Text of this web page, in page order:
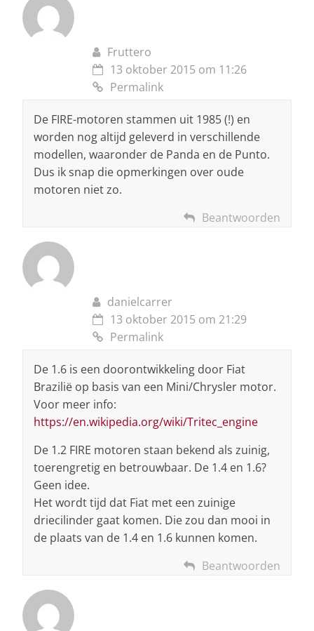
Fruttero
13 oktober 2015 om 11:26
Permalink
De FIRE-motoren stammen uit 1985 (!) en
worden nog altijd geleverd in verschillende
modellen, waaronder de Panda en de Punto.
Dus ik snap die opmerkingen over oude
motoren niet zo.
Beantwoorden
danielcarrer
13 oktober 2015 om 21:29
Permalink
De 1.6 is een doorontwikkeling door Fiat
Brazilië op basis van een Mini/Chrysler motor.
Voor meer info:
https://en.wikipedia.org/wiki/Tritec_engine
De 1.2 FIRE motoren staan bekend als zuinig,
toerengretig en betrouwbaar. De 1.4 en 1.6?
Geen idee.
Het wordt tijd dat Fiat met een zuinige
driecilinder gaat komen. Die zou dan mooi in
de plaats van de 1.4 en 1.6 kunnen komen.
Beantwoorden